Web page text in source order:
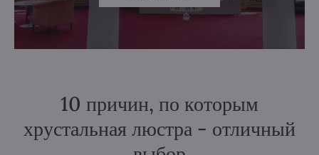
10 причин, по которым
хрустальная люстра - отличный